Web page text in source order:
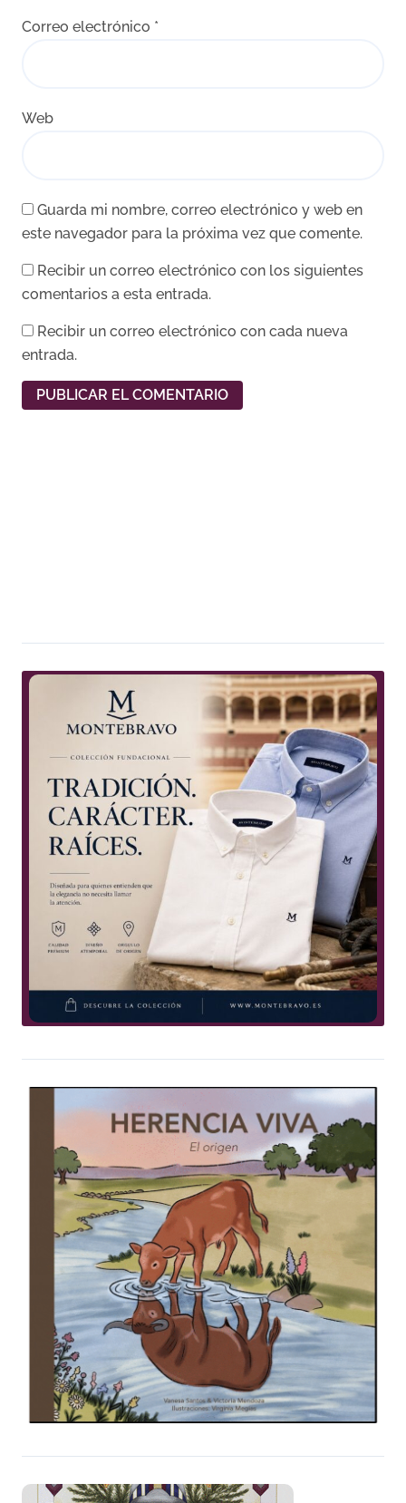
Correo electrónico *
Web
Guarda mi nombre, correo electrónico y web en
este navegador para la próxima vez que comente.
Recibir un correo electrónico con los siguientes
comentarios a esta entrada.
Recibir un correo electrónico con cada nueva
entrada.